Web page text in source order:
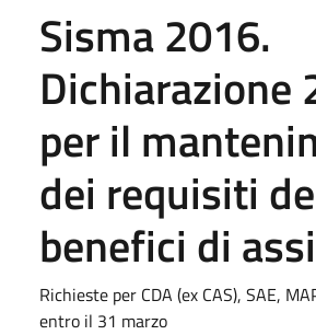
Sisma 2016.
Dichiarazione
per il
dei requisiti
benefici di
Richieste per CDA (ex CAS), SAE,
entro il 31 marzo